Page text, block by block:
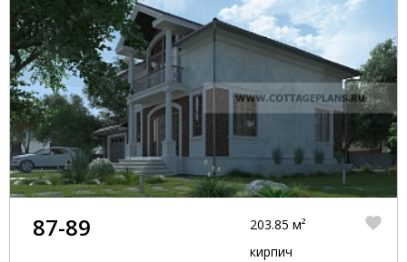
87-89
203.85 м²
кирпич